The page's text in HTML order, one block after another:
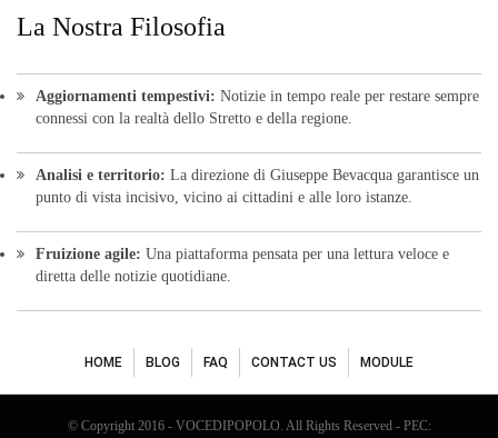
La Nostra Filosofia
Aggiornamenti tempestivi: Notizie in tempo reale per restare sempre
connessi con la realtà dello Stretto e della regione.
Analisi e territorio: La direzione di Giuseppe Bevacqua garantisce un
punto di vista incisivo, vicino ai cittadini e alle loro istanze.
Fruizione agile: Una piattaforma pensata per una lettura veloce e
diretta delle notizie quotidiane.
HOME BLOG FAQ CONTACT US MODULE
© Copyright 2016 - VOCEDIPOPOLO. All Rights Reserved - PEC: